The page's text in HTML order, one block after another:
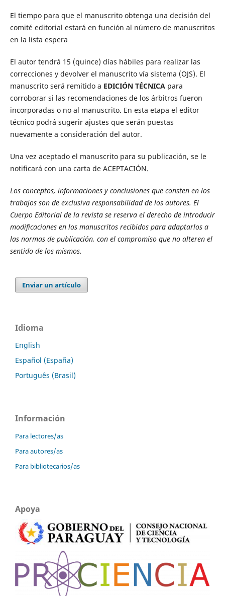
El tiempo para que el manuscrito obtenga una decisión del
comité editorial estará en función al número de manuscritos
en la lista espera
El autor tendrá 15 (quince) días hábiles para realizar las
correcciones y devolver el manuscrito vía sistema (OJS). El
manuscrito será remitido a EDICIÓN TÉCNICApara
corroborar si las recomendaciones de los árbitros fueron
incorporadas o no al manuscrito. En esta etapa el editor
técnico podrá sugerir ajustes que serán puestas
nuevamente a consideración del autor.
Una vez aceptado el manuscrito para su publicación, se le
notificará con una carta de ACEPTACIÓN.
Los conceptos, informaciones y conclusiones que consten en los
trabajos son de exclusiva responsabilidad de los autores. El
Cuerpo Editorial de la revista se reserva el derecho de introducir
modificaciones en los manuscritos recibidos para adaptarlos a
las normas de publicación, con el compromiso que no alteren el
sentido de los mismos.
Enviar un artículo
Idioma
English
Español (España)
Português (Brasil)
Información
Para lectores/as
Para autores/as
Para bibliotecarios/as
Apoya